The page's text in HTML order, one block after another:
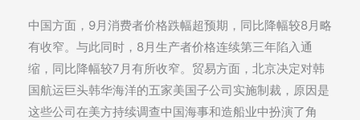
中国方面，9月消费者价格跌幅超预期，同比降幅较8月略
有收窄。与此同时，8月生产者价格连续第三年陷入通
缩，同比降幅较7月有所收窄。贸易方面，北京决定对韩
国航运巨头韩华海洋的五家美国子公司实施制裁，原因是
这些公司在美方持续调查中国海事和造船业中扮演了角